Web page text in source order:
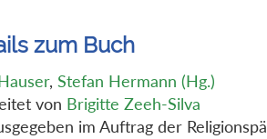
zum Buch
,Stefan Hermann (Hg.)
von Brigitte Zeeh-Silva
im Auftrag der